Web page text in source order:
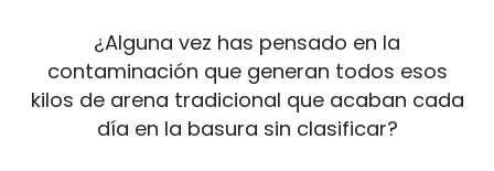
¿Alguna vez has pensado en la
contaminación que generan todos esos
kilos de arena tradicional que acaban cada
día en la basura sin clasificar?